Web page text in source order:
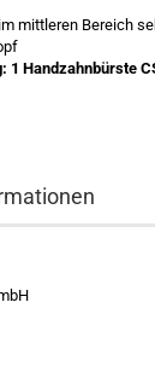
mittleren Bereich
1 Handzahnbürste